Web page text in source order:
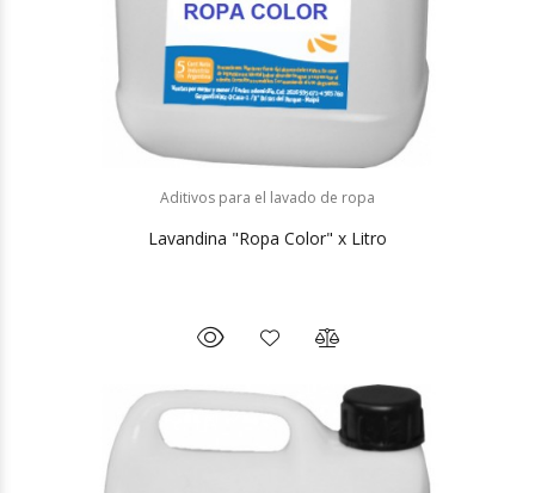
Aditivos para el lavado de ropa
Lavandina "Ropa Color" x Litro